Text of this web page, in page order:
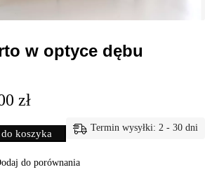
w optyce dębu
zł
koszyka
Termin wysyłki: 2 - 30 dni
do porównania